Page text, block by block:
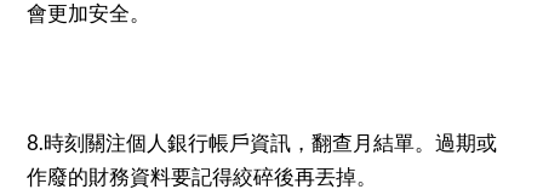
會更加安全。
8.時刻關注個人銀行帳戶資訊，翻查月結單。過期或
作廢的財務資料要記得絞碎後再丟掉。